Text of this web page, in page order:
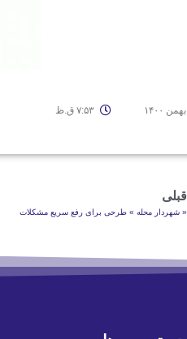
۷:۵۳ ق.ظ
قبلی
« شهردار محله » طرحی برای رفع سریع مشکلات